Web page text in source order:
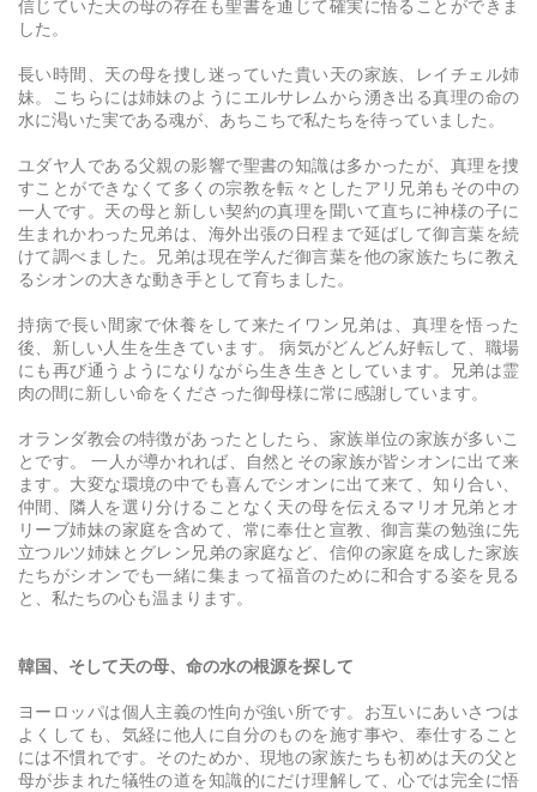
信じていた天の母の存在も聖書を通じて確実に悟ることができま
した。
長い時間、天の母を捜し迷っていた貴い天の家族、レイチェル姉
妹。こちらには姉妹のようにエルサレムから湧き出る真理の命の
水に渇いた実である魂が、あちこちで私たちを待っていました。
ユダヤ人である父親の影響で聖書の知識は多かったが、真理を捜
すことができなくて多くの宗教を転々としたアリ兄弟もその中の
一人です。天の母と新しい契約の真理を聞いて直ちに神様の子に
生まれかわった兄弟は、海外出張の日程まで延ばして御言葉を続
けて調べました。兄弟は現在学んだ御言葉を他の家族たちに教え
るシオンの大きな動き手として育ちました。
持病で長い間家で休養をして来たイワン兄弟は、真理を悟った
後、新しい人生を生きています。 病気がどんどん好転して、職場
にも再び通うようになりながら生き生きとしています。兄弟は霊
肉の間に新しい命をくださった御母様に常に感謝しています。
オランダ教会の特徴があったとしたら、家族単位の家族が多いこ
とです。 一人が導かれれば、自然とその家族が皆シオンに出て来
ます。大変な環境の中でも喜んでシオンに出て来て、知り合い、
仲間、隣人を選り分けることなく天の母を伝えるマリオ兄弟とオ
リーブ姉妹の家庭を含めて、常に奉仕と宣教、御言葉の勉強に先
立つルツ姉妹とグレン兄弟の家庭など、信仰の家庭を成した家族
たちがシオンでも一緒に集まって福音のために和合する姿を見る
と、私たちの心も温まります。
韓国、そして天の母、命の水の根源を探して
ヨーロッパは個人主義の性向が強い所です。お互いにあいさつは
よくしても、気経に他人に自分のものを施す事や、奉仕すること
には不慣れです。そのためか、現地の家族たちも初めは天の父と
母が歩まれた犠牲の道を知識的にだけ理解して、心では完全に悟